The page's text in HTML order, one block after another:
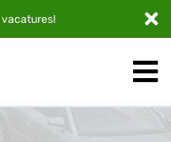
vacatures!